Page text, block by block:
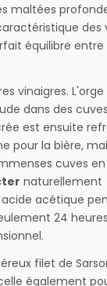
maltées
des
équilibre
vinaigres.
dans des
est ensuite
pour la bière,
cuves
naturellement
acétique
24
filet de
également